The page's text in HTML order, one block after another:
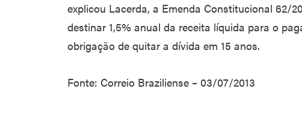
explicou Lacerda, a Emenda Constitucional 62/
destinar 1,5% anual da receita líquida para o
obrigação de quitar a dívida em 15 anos.
Fonte: Correio Braziliense – 03/07/2013